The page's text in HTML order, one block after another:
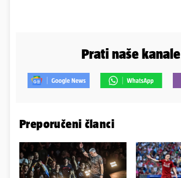
Prati naše kanale
Preporučeni članci